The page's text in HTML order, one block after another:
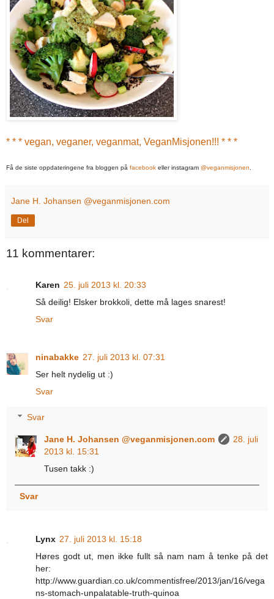
* * * vegan, veganer, veganmat, VeganMisjonen!!! * * *
Få de siste oppdateringene fra bloggen på facebook eller instagram @veganmisjonen
Jane H. Johansen @veganmisjonen.com
Del
11 kommentarer:
Karen 25. juli 2013 kl. 20:33
Så deilig! Elsker brokkoli, dette må lages snarest!
Svar
ninabakke 27. juli 2013 kl. 07:31
Ser helt nydelig ut :)
Svar
Svar
Jane H. Johansen @veganmisjonen.com
28. juli
2013 kl. 15:31
Tusen takk :)
Svar
Lynx 27. juli 2013 kl. 15:18
Høres godt ut, men ikke fullt så nam nam å tenke på det
her:
http://www.guardian.co.uk/commentisfree/2013/jan/16/vega
ns-stomach-unpalatable-truth-quinoa